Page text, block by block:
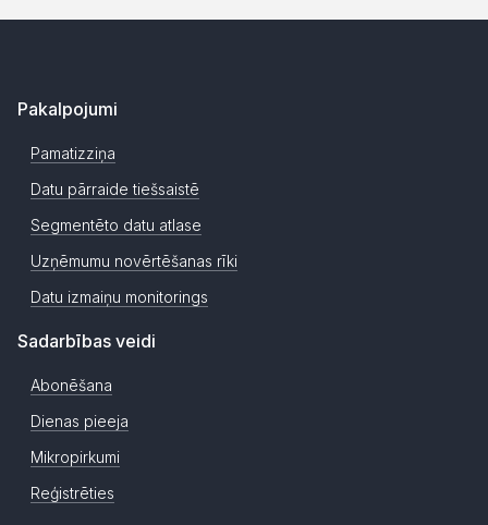
Pakalpojumi
Pamatizziņa
Datu pārraide tiešsaistē
Segmentēto datu atlase
Uzņēmumu novērtēšanas rīki
Datu izmaiņu monitorings
Sadarbības veidi
Abonēšana
Dienas pieeja
Mikropirkumi
Reģistrēties